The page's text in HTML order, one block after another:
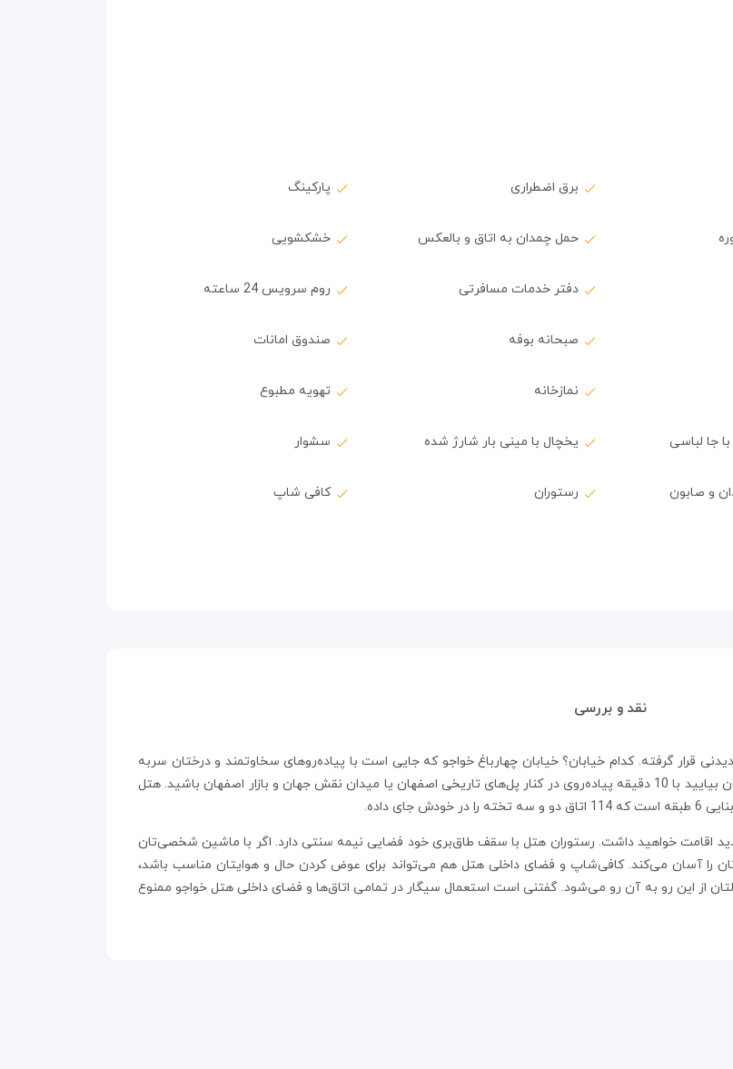
برق اضطراری پارکینگ
حمل چمدان به اتاق و بالعکس خشکشویی
دفتر خدمات مسافرتی روم سرویس 24 ساعته
صبحانه بوفه صندوق امانات
نمازخانه تهویه مطبوع
جا لباسی یخچال با مینی بار شارژ شده سشوار
و صابون رستوران کافی شاپ
نقد و بررسی
قرار گرفته. کدام خیابان؟ خیابان چهارباغ خواجو که جایی است با پیاده‌روهای سخاوتمند و درختان سربه
فلک کشیده. همین موقعیت نیز باعث شده از هتل خواجو که بیرون بیایید با 10 دقیقه پیاده‌روی در کنار پل‌های تاریخی اصفهان یا میدان نقش جهان و بازار اصفهان باشید. هتل
اقامت خواهید داشت. رستوران هتل با سقف طاق‌بری‌ خود فضایی نیمه سنتی دارد. اگر با ماشین شخصی‌تان
را آسان می‌کند. کافی‌شاپ و فضای داخلی هتل هم می‌تواند برای عوض کردن حال و هوایتان مناسب باشد،
از این رو به آن رو می‌شود. گفتنی است استعمال سیگار در تمامی اتاق‌ها و فضای داخلی هتل خواجو ممنوع